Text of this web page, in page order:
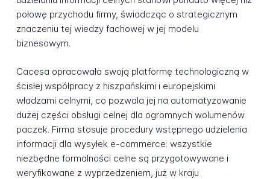
połowę przychodu firmy, świadcząc o strategicznym
znaczeniu tej wiedzy fachowej w jej modelu
biznesowym.
Cacesa opracowała swoją platformę technologiczną w
ścisłej współpracy z hiszpańskimi i europejskimi
władzami celnymi, co pozwala jej na automatyzowanie
dużej części obsługi celnej dla ogromnych wolumenów
paczek. Firma stosuje procedury wstępnego udzielenia
informacji dla wysyłek e-commerce: wszystkie
niezbędne formalności celne są przygotowywane i
weryfikowane z wyprzedzeniem, już w kraju